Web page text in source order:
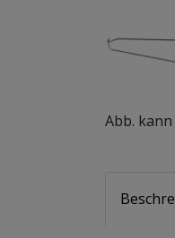
Abb.